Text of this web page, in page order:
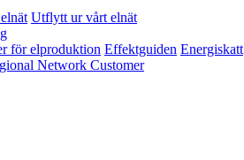
Utflytt ur vårt elnät
för elproduktion Effektguiden Energiskatt
Network Customer